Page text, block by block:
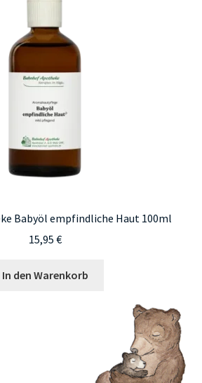
Babyöl empfindliche Haut 100ml
15,95 €
In den Warenkorb